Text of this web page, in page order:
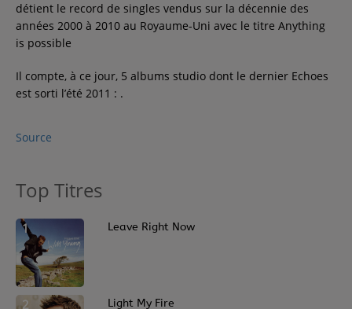
Régie Publicitaire
Fréquences
SE CONNECTER
détient le record de singles vendus sur la décennie des
années 2000 à 2010 au Royaume-Uni avec le titre Anything
is possible
Il compte, à ce jour, 5 albums studio dont le dernier Echoes
est sorti l’été 2011 : .
Source
Top Titres
1 Leave Right Now
2 Light My Fire